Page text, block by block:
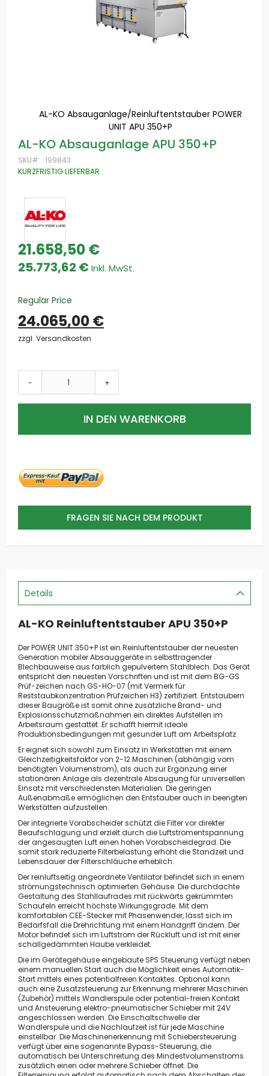
AL-KO Absauganlage/Reinluftentstauber POWER
UNIT APU 350+P
Zum
Anfang
der
Bildgalerie
AL-KO Absauganlage APU 350+P
SKU
199843
KURZFRISTIG LIEFERBAR
Special
Price
25.773,62 €
21.658,50 €
Regular Price
24.065,00 €
zzgl. Versandkosten
- +
IN DEN WARENKORB
FRAGEN SIE NACH DEM PRODUKT
Details
AL-KO Reinluftentstauber APU 350+P
Der POWER UNIT 350+P ist ein Reinluftentstauber der neuesten
Generation mobiler Absauggeräte in selbsttragender
Blechbauweise aus farblich gepulvertem Stahlblech. Das Gerät
entspricht den neuesten Vorschriften und ist mit dem BG-GS
Prüf-zeichen nach GS-HO-07 (mit Vermerk für
Reststaubkonzentration Prüfzeichen H3) zertifiziert. Entstaubern
dieser Baugröße ist somit ohne zusätzliche Brand- und
Explosionsschutzmaßnahmen ein direktes Aufstellen im
Arbeitsraum gestattet. Er schafft hiermit ideale
Produktionsbedingungen mit gesunder Luft am Arbeitsplatz.
Er eignet sich sowohl zum Einsatz in Werkstätten mit einem
Gleichzeitigkeitsfaktor von 2-12 Maschinen (abhängig vom
benötigten Volumenstrom), als auch zur Ergänzung einer
stationären Anlage als dezentrale Absaugung für universellen
Einsatz mit verschiedensten Materialien. Die geringen
Außenabmaße ermöglichen den Entstauber auch in beengten
Werkstätten aufzustellen.
Der integrierte Vorabscheider schützt die Filter vor direkter
Beaufschlagung und erzielt durch die Luftstromentspannung
der angesaugten Luft einen hohen Vorabscheidegrad. Die
somit stark reduzierte Filterbelastung erhöht die Standzeit und
Lebensdauer der Filterschläuche erheblich.
Der reinluftseitig angeordnete Ventilator befindet sich in einem
strömungstechnisch optimierten Gehäuse. Die durchdachte
Gestaltung des Stahllaufrades mit rückwärts gekrümmten
Schaufeln erreicht höchste Wirkungsgrade. Mit dem
komfortablen CEE-Stecker mit Phasenwender, lässt sich im
Bedarfsfall die Drehrichtung mit einem Handgriff ändern. Der
Motor befindet sich im Luftstrom der Rückluft und ist mit einer
schallgedämmten Haube verkleidet.
Die im Gerätegehäuse eingebaute SPS Steuerung verfügt neben
einem manuellen Start auch die Möglichkeit eines Automatik-
Start mittels eines potentialfreien Kontaktes. Optional kann
auch eine Zusatzsteuerung zur Erkennung mehrerer Maschinen
(Zubehör) mittels Wandlerspule oder potential-freien Kontakt
und Ansteuerung elektro-pneumatischer Schieber mit 24V
angeschlossen werden. Die Einschaltschwelle der
Wandlerspule und die Nachlaufzeit ist für jede Maschine
einstellbar. Die Maschinenerkennung mit Schiebersteuerung
verfügt über eine sogenannte Bypass-Steuerung, die
automatisch bei Unterschreitung des Mindestvolumenstroms
zusätzlich einen oder mehrere Schieber öffnet. Die